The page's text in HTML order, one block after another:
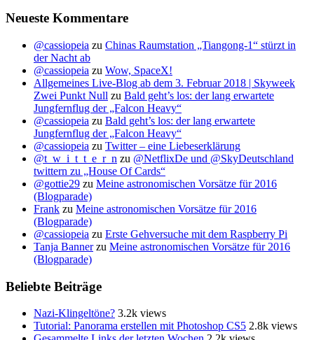
Neueste Kommentare
@cassiopeia zu Chinas Raumstation „Tiangong-1“ stürzt in
der Nacht ab
@cassiopeia zu Wow, SpaceX!
Allgemeines Live-Blog ab dem 3. Februar 2018 | Skyweek
Zwei Punkt Null zu Bald geht’s los: der lang erwartete
Jungfernflug der „Falcon Heavy“
@cassiopeia zu Bald geht’s los: der lang erwartete
Jungfernflug der „Falcon Heavy“
@cassiopeia zu Twitter – eine Liebeserklärung
@t_w_i_t_t_e_r_n zu @NetflixDe und @SkyDeutschland
twittern zu „House Of Cards“
@gottie29 zu Meine astronomischen Vorsätze für 2016
(Blogparade)
Frank zu Meine astronomischen Vorsätze für 2016
(Blogparade)
@cassiopeia zu Erste Gehversuche mit dem Raspberry Pi
Tanja Bannerzu Meine astronomischen Vorsätze für 2016
(Blogparade)
Beliebte Beiträge
Nazi-Klingeltöne? 3.2k views
Tutorial: Panorama erstellen mit Photoshop CS5 2.8k views